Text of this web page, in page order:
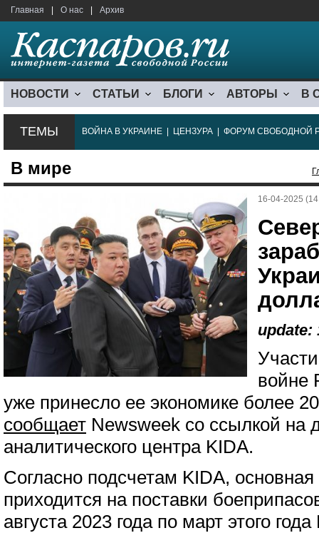
Главная О нас Архив
НОВОСТИ СТАТЬИ БЛОГИ АВТОРЫ В
ТЕМЫ ВОЙНА В УКРАИНЕ ЦЕНЗУРА ФОРУМ СВОБОДНОЙ
В мире
16-04-2025
update:
войне
уже принесло ее экономике более
сообщает Newsweek со ссылкой на
аналитического центра KIDA.
Согласно подсчетам KIDA,
приходится на поставки
августа 2023 года по март этого